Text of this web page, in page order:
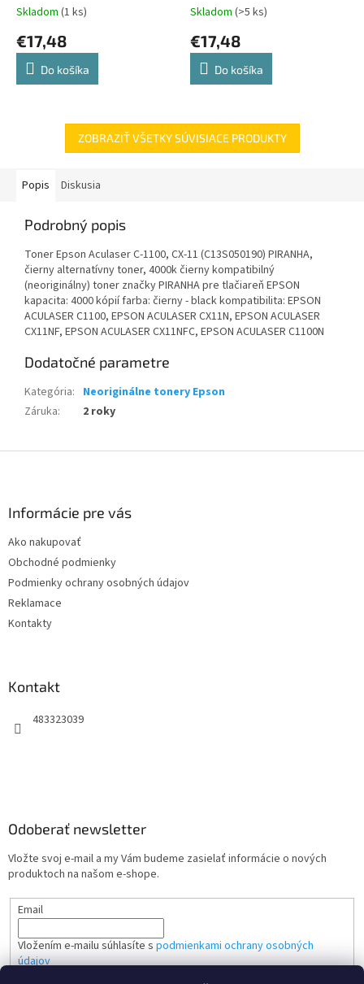
Skladom (1 ks)
€17,48
Do košíka
kópií)
Skladom (>5 ks)
€17,48
Do košíka
ZOBRAZIŤ VŠETKY SÚVISIACE PRODUKTY
Popis Diskusia
Podrobný popis
Toner Epson Aculaser C-1100, CX-11 (C13S050190) PIRANHA,
čierny alternatívny toner, 4000k čierny kompatibilný
(neoriginálny) toner značky PIRANHA pre tlačiareň EPSON
kapacita: 4000 kópií farba: čierny - black kompatibilita: EPSON
ACULASER C1100, EPSON ACULASER CX11N, EPSON ACULASER
CX11NF, EPSON ACULASER CX11NFC, EPSON ACULASER C1100N
Dodatočné parametre
Kategória: Neoriginálne tonery Epson
Záruka: 2 roky
Informácie pre vás
Ako nakupovať
Obchodné podmienky
Podmienky ochrany osobných údajov
Reklamace
Kontakty
Kontakt
483323039
Odoberať newsletter
Vložte svoj e-mail a my Vám budeme zasielať informácie o nových
produktoch na našom e-shope.
Email
Vložením e-mailu súhlasíte s podmienkami ochrany osobných
údajov